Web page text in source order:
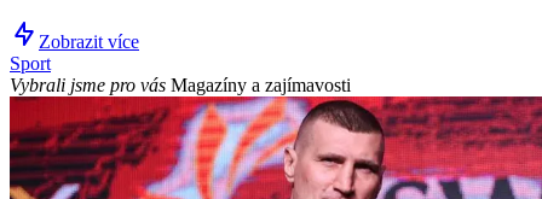
Zobrazit více
Sport
Vybrali jsme pro vás Magazíny a zajímavosti